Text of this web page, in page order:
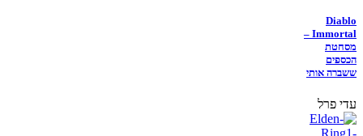
Diablo
Immortal –
מסחטת
הכספים
ששברה אותי
עדי פרל